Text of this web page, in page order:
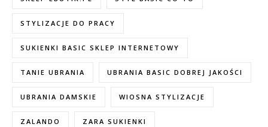
STYLIZACJE DO PRACY
SUKIENKI BASIC SKLEP INTERNETOWY
TANIE UBRANIA UBRANIA BASIC DOBREJ JAKOŚCI
UBRANIA DAMSKIE WIOSNA STYLIZACJE
ZALANDO ZARA SUKIENKI